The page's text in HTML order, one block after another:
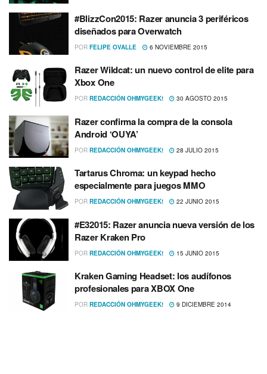
#BlizzCon2015: Razer anuncia 3 periféricos
diseñados para Overwatch
POR FELIPE OVALLE 6 NOVIEMBRE 2015
Razer Wildcat: un nuevo control de elite para
Xbox One
POR REDACCIÓN OHMYGEEK! 30 AGOSTO 2015
Razer confirma la compra de la consola
Android ‘OUYA’
POR REDACCIÓN OHMYGEEK! 28 JULIO 2015
Tartarus Chroma: un keypad hecho
especialmente para juegos MMO
POR REDACCIÓN OHMYGEEK! 22 JUNIO 2015
#E32015: Razer anuncia nueva versión de los
Razer Kraken Pro
POR REDACCIÓN OHMYGEEK! 15 JUNIO 2015
Kraken Gaming Headset: los audí­fonos
profesionales para XBOX One
POR REDACCIÓN OHMYGEEK! 9 DICIEMBRE 2014